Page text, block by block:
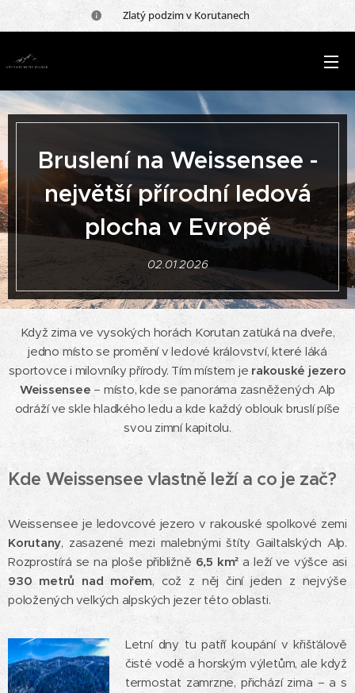
🍂 Zlatý podzim v Korutanech 🍂
Bruslení na Weissensee -
největší přírodní ledová
plocha v Evropě
02.01.2026
Když zima ve vysokých horách Korutan zaťuká na dveře,
jedno místo se promění v ledové království, které láká
sportovce i milovníky přírody. Tím místem je rakouské jezero
Weissensee– místo, kde se panoráma zasněžených Alp
odráží ve skle hladkého ledu a kde každý oblouk bruslí píše
svou zimní kapitolu.
Kde Weissensee vlastně leží a co je zač?
Weissensee je ledovcové jezero v rakouské spolkové zemi
Korutany, zasazené mezi malebnými štíty Gailtalských Alp.
Rozprostírá se na ploše přibližně 6,5 km² a leží ve výšce asi
930 metrů nad mořem, což z něj činí jeden z nejvýše
položených velkých alpských jezer této oblasti.
Letní dny tu patří koupání v křišťálově
čisté vodě a horským výletům, ale když
termostat zamrzne, přichází zima – a s